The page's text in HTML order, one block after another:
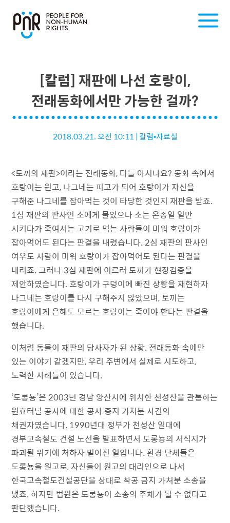
[칼럼] 재판에 나선 호랑이,
전래동화에서만 가능한 걸까?
2018.03.21. 오전 10:11 | 칼럼•자료실
<토끼의 재판>이라는 전래동화, 다들 아시나요? 동화 속에서
호랑이는 원고, 나그네는 피고가 되어 호랑이가 자신을
구해준 나그네를 잡아먹는 것이 타당한 것인지 재판을 받죠.
1심 재판의 판사인 소에게 물었으나 소는 온종일 일만
시키다가 죽여서는 고기로 먹는 사람들이 미워 호랑이가
잡아먹어도 된다는 판결을 내렸습니다. 2심 재판의 판사인
여우도 사람이 미워 호랑이가 잡아먹어도 된다는 판결을
내리죠. 그러나 3심 재판에 이르러 토끼가 현장검증을
제안하였습니다. 호랑이가 구덩이에 빠진 상황을 재현하자
나그네는 호랑이를 다시 구해주지 않았으며, 토끼는
호랑이에게 은혜도 모르는 호랑이는 죽어야 한다는 판결을
했습니다.
이처럼 동물이 재판의 당사자가 된 상황. 전래동화 속에만
있는 이야기 같겠지만, 우리 주변에서 실제로 시도하고,
노력한 사례들이 있습니다.
‘도롱뇽’은 2003년 경남 양산시에 위치한 천성산을 관통하는
원효터널 공사에 대한 공사 중지 가처분 사건의
채권자였습니다. 1990년대 정부가 천성산 일대에
경부고속철도 건설 노선을 발표하면서 도롱뇽의 서식지가
파괴될 위기에 처하자 벌어진 일입니다. 환경 단체들은
도롱뇽을 원고로, 자신들이 원고의 대리인으로 나서
한국고속철도건설공단을 상대로 착공 금지 가처분 소송을
냈죠. 하지만 법원은 도롱뇽이 소송의 주체가 될 수 없다고
판단했습니다.